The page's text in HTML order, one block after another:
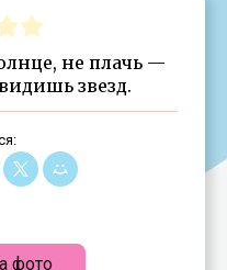
не плачь —
звезд.
фото